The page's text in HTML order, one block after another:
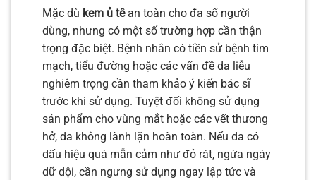
Mặc dù kem ủ têan toàn cho đa số người
dùng, nhưng có một số trường hợp cần thận
trọng đặc biệt. Bệnh nhân có tiền sử bệnh tim
mạch, tiểu đường hoặc các vấn đề da liễu
nghiêm trọng cần tham khảo ý kiến bác sĩ
trước khi sử dụng. Tuyệt đối không sử dụng
sản phẩm cho vùng mắt hoặc các vết thương
hở, da không lành lặn hoàn toàn. Nếu da có
dấu hiệu quá mẫn cảm như đỏ rát, ngứa ngáy
dữ dội, cần ngưng sử dụng ngay lập tức và